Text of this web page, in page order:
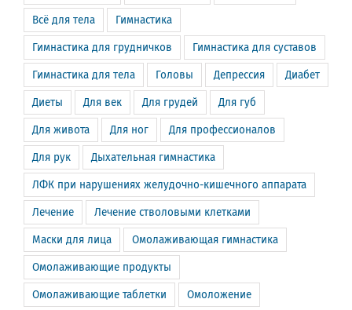
Всё для тела Гимнастика
Гимнастика для грудничков Гимнастика для суставов
Гимнастика для тела Головы Депрессия Диабет
Диеты Для век Для грудей Для губ
Для живота Для ног Для профессионалов
Для рук Дыхательная гимнастика
ЛФК при нарушениях желудочно-кишечного аппарата
Лечение Лечение стволовыми клетками
Маски для лица Омолаживающая гимнастика
Омолаживающие продукты
Омолаживающие таблетки Омоложение